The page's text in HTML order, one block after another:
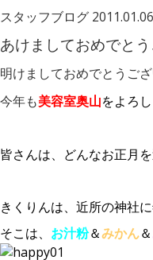
スタッフブログ 2011.01.06
あけましておめでと
明けましておめでとうご
今年も美容室奥山をよろ
皆さんは、どんなお正月
きくりんは、近所の神社
そこは、 お汁粉＆みかん＆